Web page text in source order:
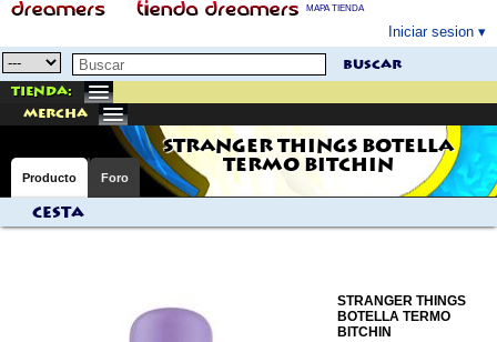
MAPA TIENDA
Iniciar sesion
buscar
Tienda:
mercha
STRANGER THINGS BOTELLA
TERMO BITCHIN
Producto Foro
Cesta
STRANGER THINGS
BOTELLA TERMO
BITCHIN